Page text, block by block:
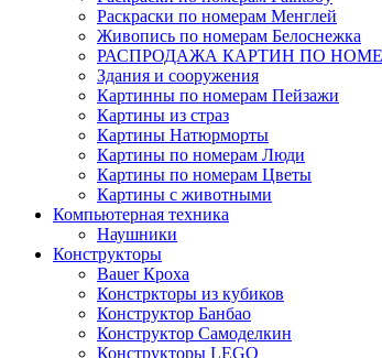
Раскраски по номерам Менглей
Живопись по номерам Белоснежка
РАСПРОДАЖА КАРТИН ПО
Здания и сооружения
Картинны по номерам Пейзажи
Картины из страз
Картины Натюрморты
Картины по номерам Люди
Картины по номерам Цветы
Картины с животными
Компьютерная техника
Наушники
Конструкторы
Bauer Кроха
Констркторы из кубиков
Конструктор Банбао
Конструктор Самоделкин
Конструкторы LEGO